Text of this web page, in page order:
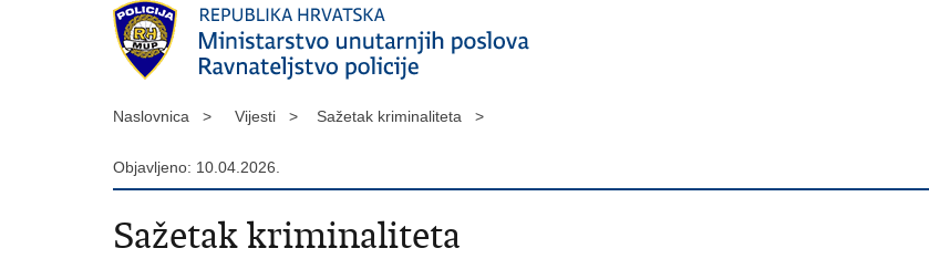
Naslovnica > Vijesti > Sažetak kriminaliteta >
Objavljeno: 10.04.2026.
Sažetak kriminaliteta